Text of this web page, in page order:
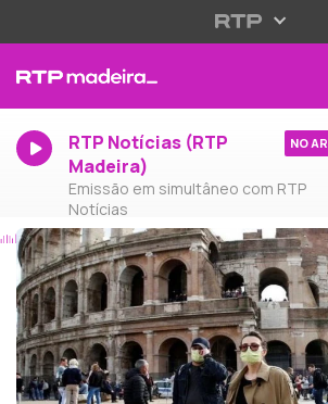
RTP Notícias (RTP
Madeira)
Emissão em simultâneo com RTP
Notícias
NO AR